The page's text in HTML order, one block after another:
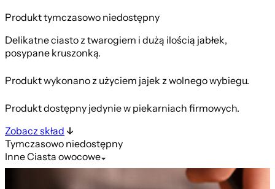
Produkt tymczasowo niedostępny
Delikatne ciasto z twarogiem i dużą ilością jabłek,
posypane kruszonką.
Produkt wykonano z użyciem jajek z wolnego wybiegu.
Produkt dostępny jedynie w piekarniach firmowych.
Zobacz skład
Tymczasowo niedostępny
InneCiasta owocowe